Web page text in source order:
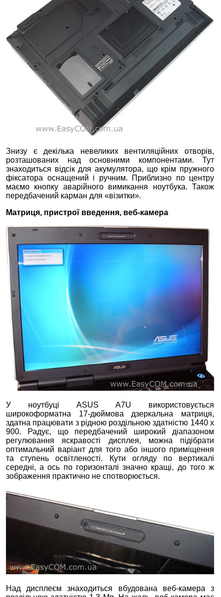
Знизу є декілька невеликих вентиляційних отворів,
розташованих над основними компонентами. Тут
знаходиться відсік для акумулятора, що крім пружного
фіксатора оснащений і ручним. Приблизно по центру
маємо кнопку аварійного вимикання ноутбука. Також
передбачений карман для «візитки».
Матриця, пристрої введення, веб-камера
У ноутбуці ASUS A7U використовується
широкоформатна 17-дюймова дзеркальна матриця,
здатна працювати з рідною роздільною здатністю 1440 x
900. Радує, що передбачений широкий діапазоном
регулювання яскравості дисплея, можна підібрати
оптимальний варіант для того або іншого приміщення
та ступень освітленості. Кути огляду по вертикалі
середні, а ось по горизонталі значно кращі, до того ж
зображення практично не спотворюється.
Над дисплеєм знаходиться вбудована веб-камера з